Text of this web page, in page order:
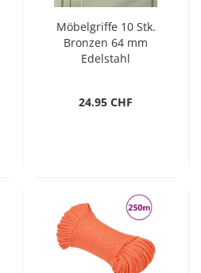
Möbelgriffe 10 Stk.
Bronzen 64 mm
Edelstahl
24.95 CHF